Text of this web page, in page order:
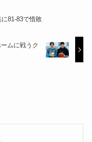
81-83で惜敗
ムに戦うク